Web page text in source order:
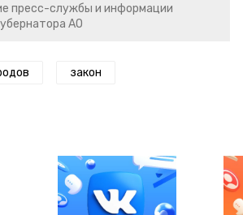
пресс-службы и информации
АО
закон